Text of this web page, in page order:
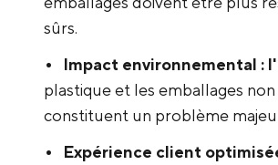
sûrs.
Impact environnemental : l'
plastique et les emballages
constituent un problème
Expérience client